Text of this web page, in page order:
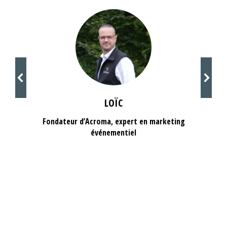
LOÏC
Fondateur d’Acroma, expert en marketing
événementiel